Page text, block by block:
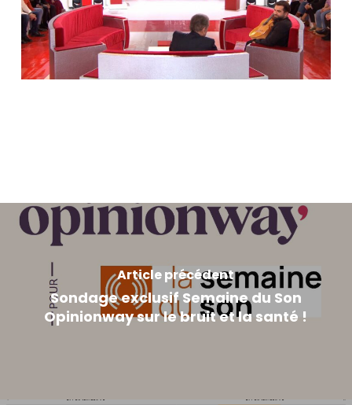
Article précédent
Sondage exclusif Semaine du Son
Opinionway sur le bruit et la santé !